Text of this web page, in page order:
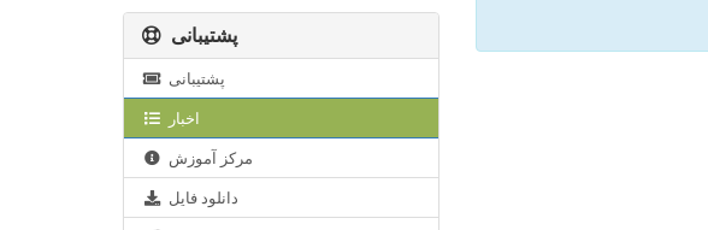
پشتیبانی
پشتیبانی
اخبار
مرکز آموزش
دانلود فایل